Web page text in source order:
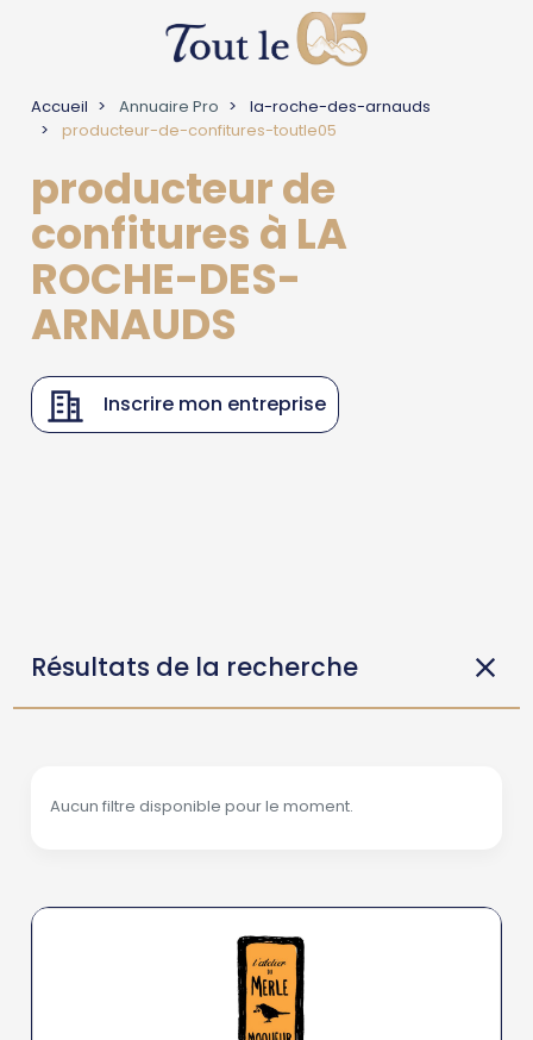
Accueil Annuaire Pro
la-roche-des-arnauds
producteur-de-confitures-toutle05
producteur de
confitures à LA
ROCHE-DES-
ARNAUDS
Inscrire mon entreprise
Résultats de la recherche
Aucun filtre disponible pour le moment.